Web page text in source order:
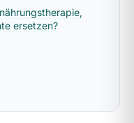
ersetzen?